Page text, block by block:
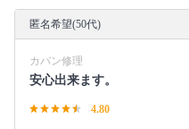
匿名希望(50代)
カバン修理
安心出来ます。
4.80